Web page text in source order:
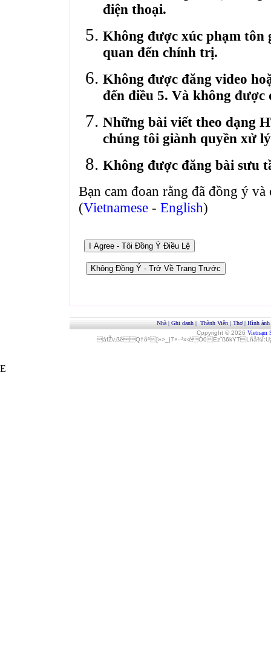
điện thoại.
Không được xúc phạm tôn
quan đến chính trị.
Không được đăng video
đến điều 5. Và không
Những bài viết theo dạng
chúng tôi giành quyền xử
Không được đăng bài sưu
Bạn cam đoan rằng đã đồng ý
(Vietnamese - English)
Nhà | Ghi danh | Thành Viên | Thơ| Hình ảnh
Copyright © 2026 Vietnam
áfŽv‚ßêQ†ôª[»>_|7×–²»‹èÓ0
E